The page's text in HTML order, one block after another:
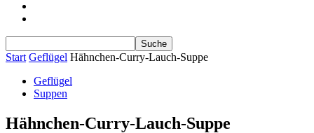
Start Geflügel Hähnchen-Curry-Lauch-Suppe
Geflügel
Suppen
Hähnchen-Curry-Lauch-Suppe